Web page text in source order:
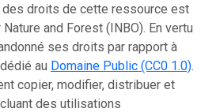
des droits de cette ressource est
and Forest (INBO). En vertu
ses droits par rapport à
au Domaine Public (CC0 1.0).
copier, modifier, distribuer et
des utilisations